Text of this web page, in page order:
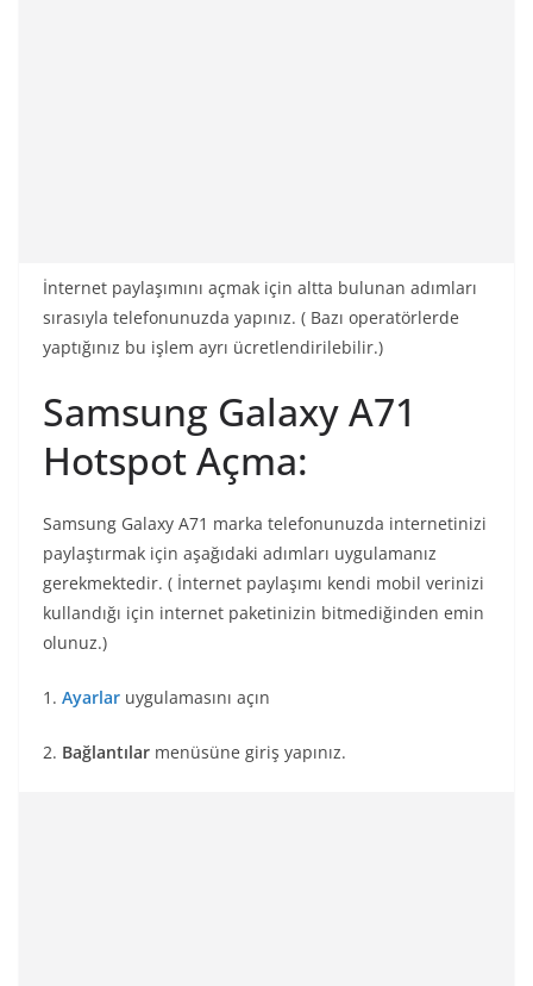
İnternet paylaşımını açmak için altta bulunan adımları
sırasıyla telefonunuzda yapınız. ( Bazı operatörlerde
yaptığınız bu işlem ayrı ücretlendirilebilir.)
Samsung Galaxy A71
Hotspot Açma:
Samsung Galaxy A71 marka telefonunuzda internetinizi
paylaştırmak için aşağıdaki adımları uygulamanız
gerekmektedir. ( İnternet paylaşımı kendi mobil verinizi
kullandığı için internet paketinizin bitmediğinden emin
olunuz.)
1. Ayarlar uygulamasını açın
2. Bağlantılar menüsüne giriş yapınız.